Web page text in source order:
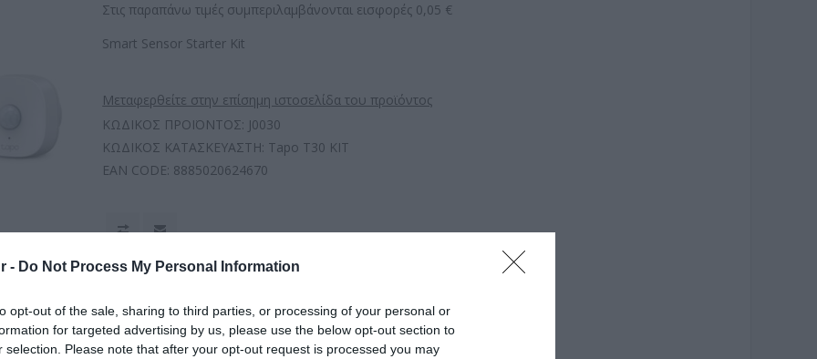
- Do Not Process My Personal Information
opt-out of the sale, sharing to third parties, or processing of your personal or
for targeted advertising by us, please use the below opt-out section to
selection. Please note that after your opt-out request is processed you may
Στις παραπάνω τιμές συμπεριλαμβάνονται εισφορές 0,05 €
Smart Sensor Starter Kit
Μεταφερθείτε στην επίσημη ιστοσελίδα του προϊόντος
ΚΩΔΙΚΟΣ ΠΡΟΪΟΝΤΟΣ: J0030
ΚΩΔΙΚΟΣ ΚΑΤΑΣΚΕΥΑΣΤΗ: Tapo T30 KIT
EAN CODE: 8885020624670